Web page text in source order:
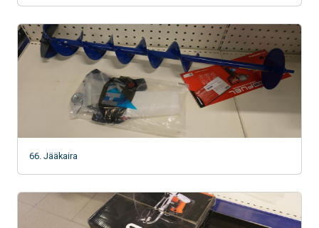
66. Jääkaira